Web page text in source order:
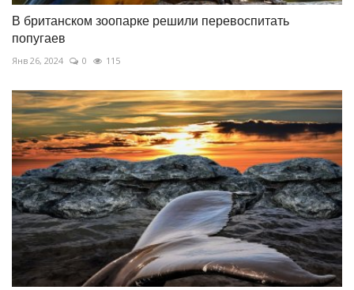
В британском зоопарке решили перевоспитать
попугаев
Янв 26, 2024 0 115